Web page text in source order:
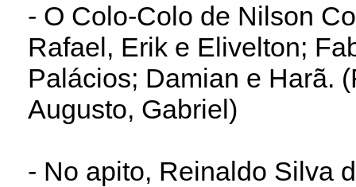
- O Colo-Colo de Nilson
Rafael, Erik e Elivelton;
Palácios; Damian e Harã.
Augusto, Gabriel)
- No apito, Reinaldo Silva